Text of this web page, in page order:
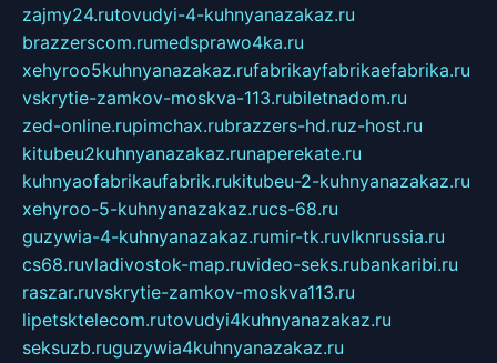
zajmy24.rutovudyi-4-kuhnyanazakaz.ru
brazzerscom.rumedsprawo4ka.ru
xehyroo5kuhnyanazakaz.rufabrikayfabrikaefabrika.ru
vskrytie-zamkov-moskva-113.rubiletnadom.ru
zed-online.rupimchax.rubrazzers-hd.ruz-host.ru
kitubeu2kuhnyanazakaz.runaperekate.ru
kuhnyaofabrikaufabrik.rukitubeu-2-kuhnyanazakaz.ru
xehyroo-5-kuhnyanazakaz.rucs-68.ru
guzywia-4-kuhnyanazakaz.rumir-tk.ruvlknrussia.ru
cs68.ruvladivostok-map.ruvideo-seks.rubankaribi.ru
raszar.ruvskrytie-zamkov-moskva113.ru
lipetsktelecom.rutovudyi4kuhnyanazakaz.ru
seksuzb.ruguzywia4kuhnyanazakaz.ru